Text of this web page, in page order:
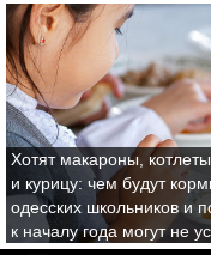
Хотят макароны, котлеты
и курицу: чем будут
одесских школьников и
к началу года могут не